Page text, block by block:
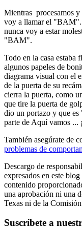
Mientras procesamos y
voy a llamar el
nunca voy a estar
"BAM".
Todo en la casa estaba
algunos papeles de
diagrama visual con el
de la puerta de su
cierra la puerta, como
que tire la puerta de
dio un portazo y que
parte de Aquí vamos ...
También asegúrate de
problemas de
Descargo de
expresados en este
contenido
una aprobación ni una
Texas ni de la
Suscríbete a